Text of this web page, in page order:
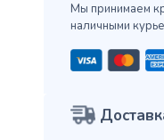
Мы принимаем
наличными